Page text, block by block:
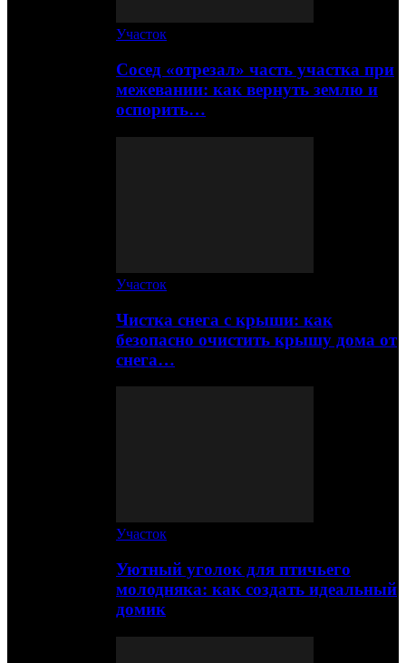
Участок
Сосед «отрезал» часть участка при
межевании: как вернуть землю и
оспорить…
Участок
Чистка снега с крыши: как
безопасно очистить крышу дома от
снега…
Участок
Уютный уголок для птичьего
молодняка: как создать идеальный
домик